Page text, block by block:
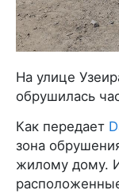
На улице
обрушилась
Как передает
зона
жилому дому.